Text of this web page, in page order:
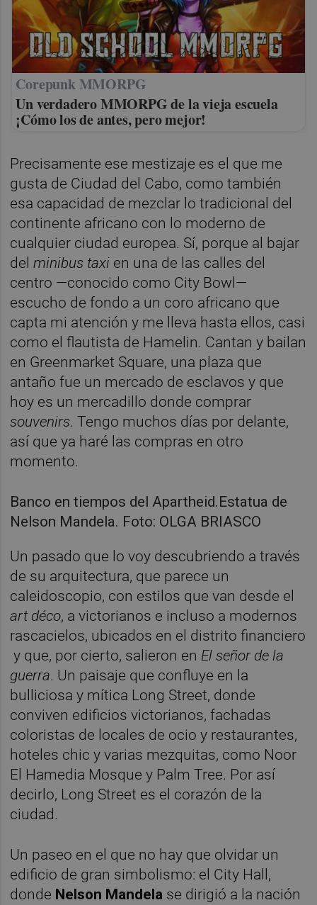
Corepunk MMORPG
Un verdadero MMORPG de la vieja escuela
¡Cómo los de antes, pero mejor!
Precisamente ese mestizaje es el que me
gusta de Ciudad del Cabo, como también
esa capacidad de mezclar lo tradicional del
continente africano con lo moderno de
cualquier ciudad europea. Sí, porque al bajar
delminibus taxi en una de las calles del
centro —conocido como City Bowl—
escucho de fondo a un coro africano que
capta mi atención y me lleva hasta ellos, casi
como el flautista de Hamelin. Cantan y bailan
en Greenmarket Square, una plaza que
antaño fue un mercado de esclavos y que
hoy es un mercadillo donde comprar
souvenirs. Tengo muchos días por delante,
así que ya haré las compras en otro
momento.
Banco en tiempos del Apartheid.Estatua de
Nelson Mandela. Foto: OLGA BRIASCO
Un pasado que lo voy descubriendo a través
de su arquitectura, que parece un
caleidoscopio, con estilos que van desde el
art déco, a victorianos e incluso a modernos
rascacielos, ubicados en el distrito financiero
y que, por cierto, salieron en El señor de la
guerra. Un paisaje que confluye en la
bulliciosa y mítica Long Street, donde
conviven edificios victorianos, fachadas
coloristas de locales de ocio y restaurantes,
hoteles chic y varias mezquitas, como Noor
El Hamedia Mosque y Palm Tree. Por así
decirlo, Long Street es el corazón de la
ciudad.
Un paseo en el que no hay que olvidar un
edificio de gran simbolismo: el City Hall,
donde Nelson Mandela se dirigió a la nación